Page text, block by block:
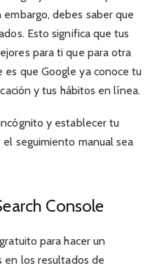
debes saber que
Esto significa que tus
para ti que para otra
es que Google ya conoce tu
y tus hábitos en línea.
y establecer tu
el seguimiento manual sea
Console
para hacer un
en los resultados de